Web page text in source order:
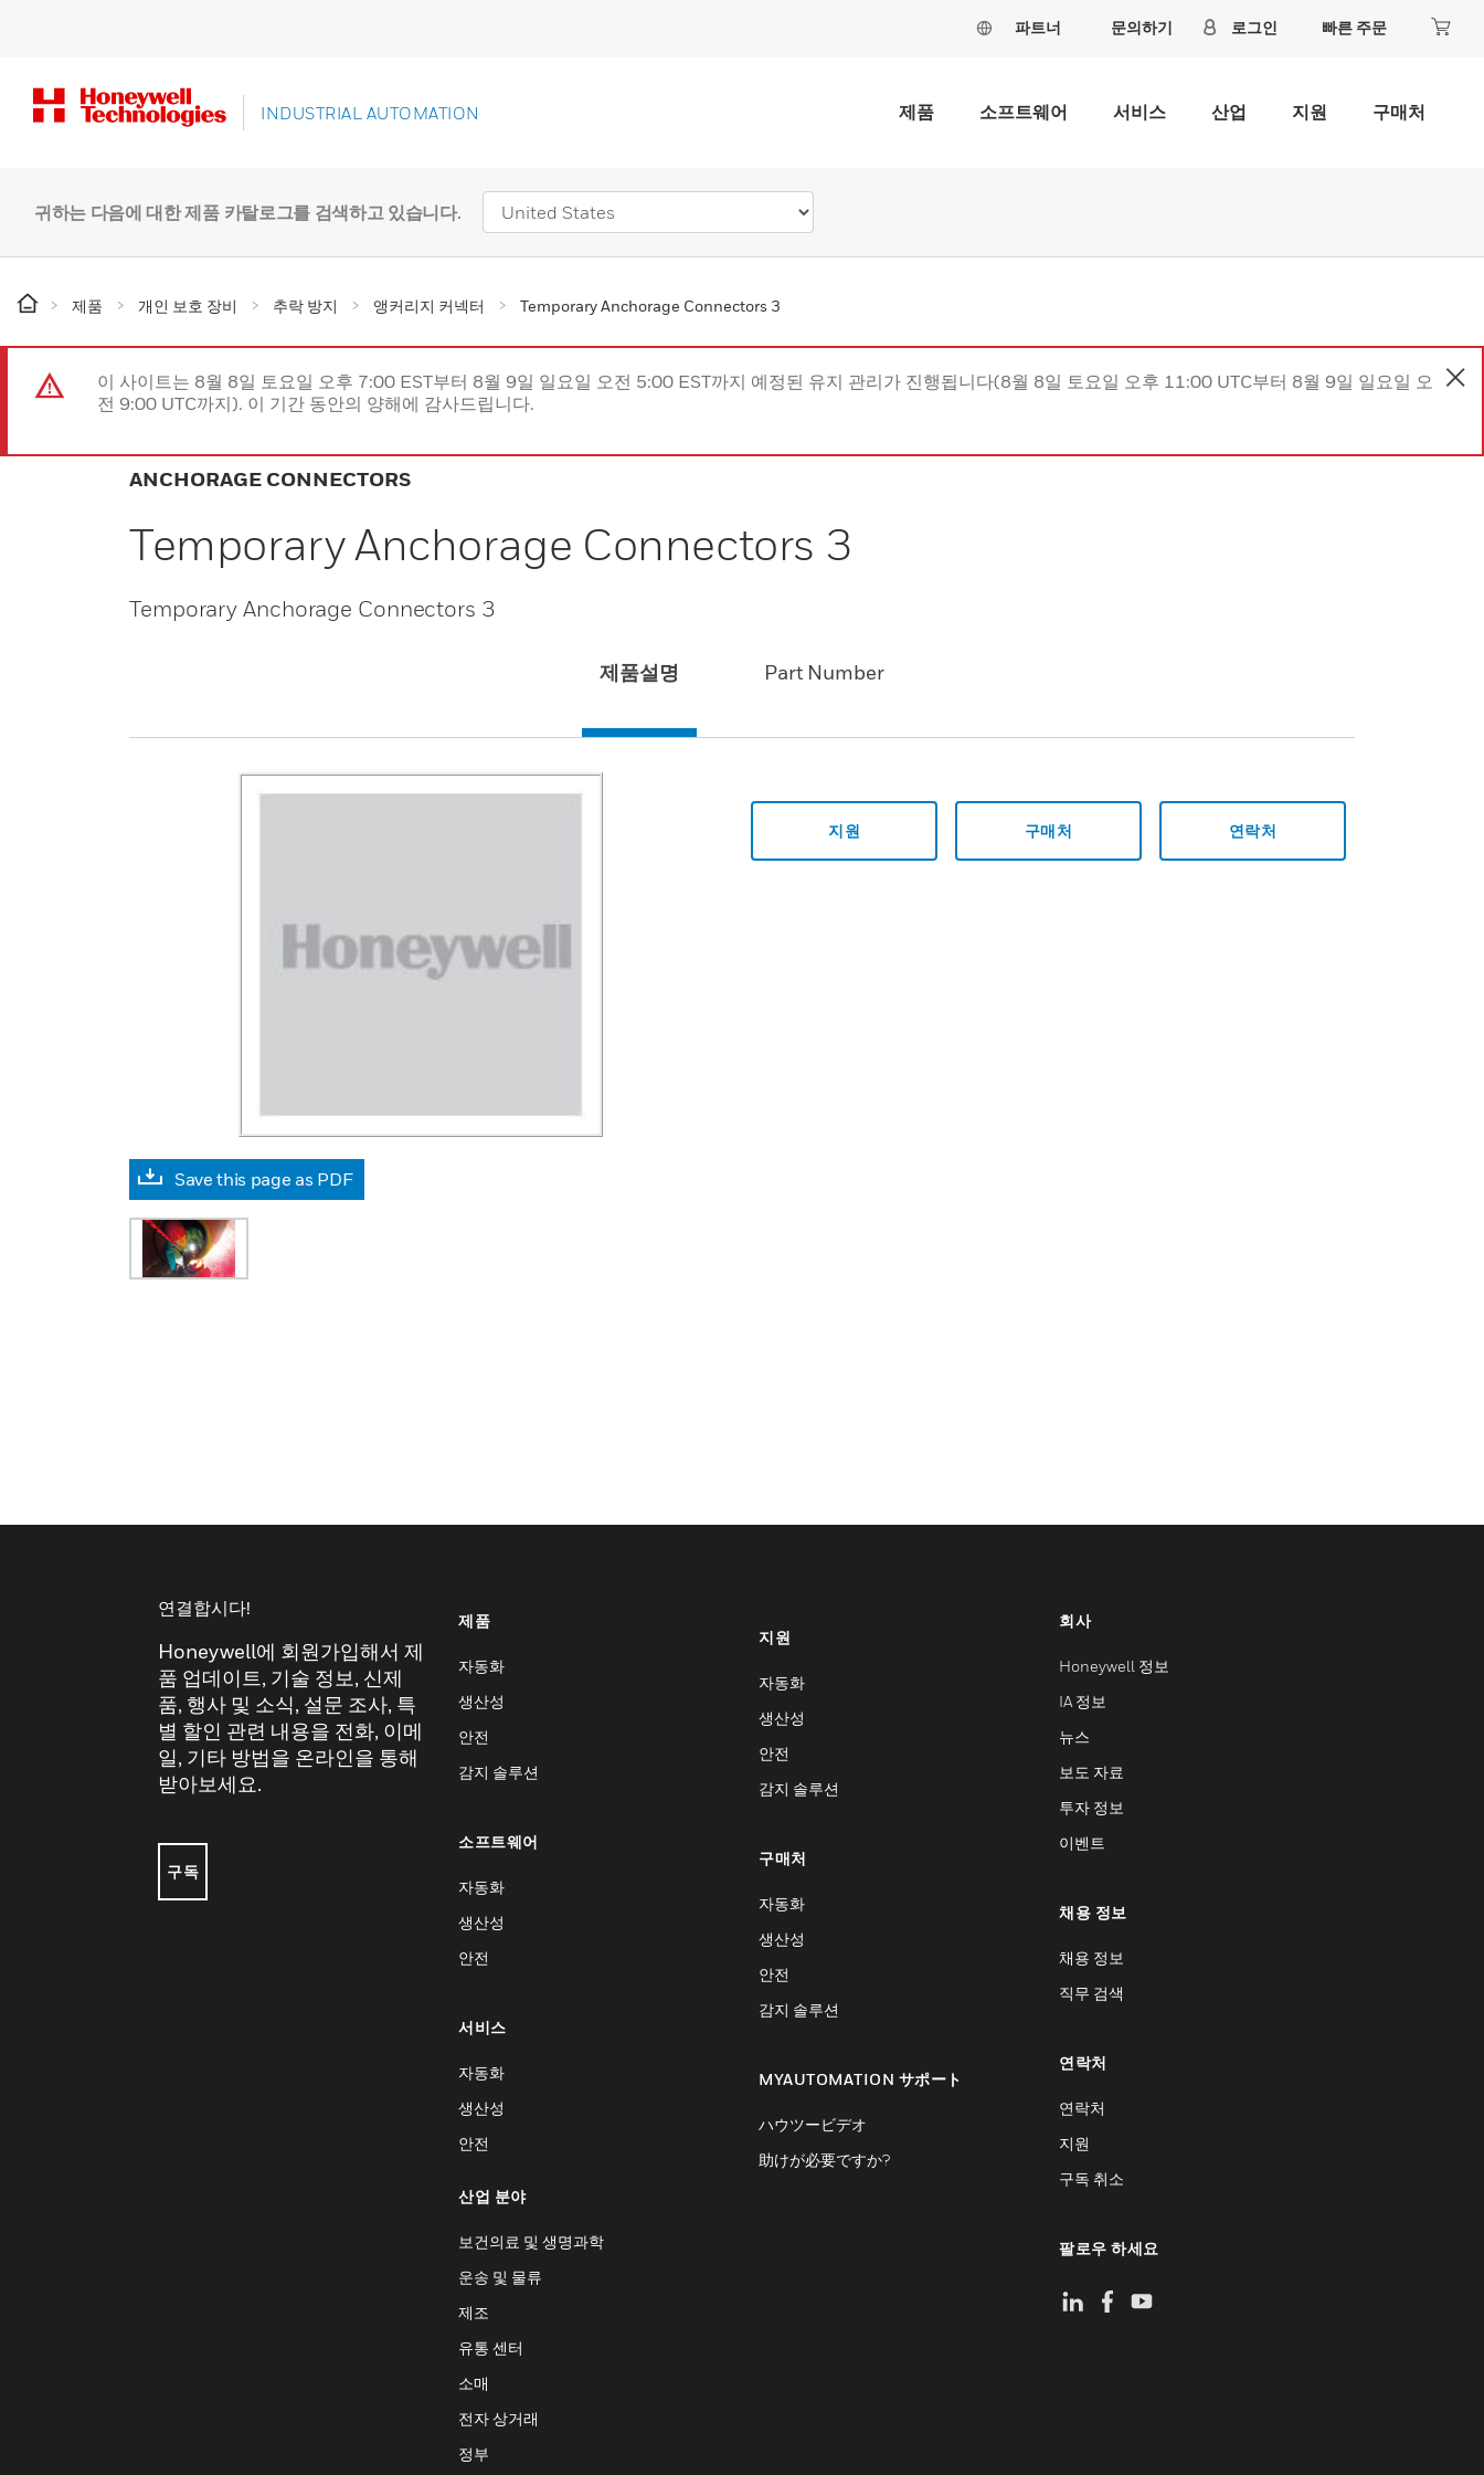
파트너 문의하기 로그인 빠른 주문
INDUSTRIAL AUTOMATION 제품 소프트웨어 서비스 산업 지원 구매처
귀하는 다음에 대한 제품 카탈로그를 검색하고 있습니다.
제품 개인 보호 장비 추락 방지 앵커리지 커넥터 Temporary Anchorage Connectors 3
이 사이트는 8월 8일 토요일 오후 7:00 EST부터 8월 9일 일요일 오전 5:00 EST까지 예정된 유지 관리가 진행됩니다(8월 8일 토요일 오후 11:00 UTC부터 8월 9일 일요일 오
전 9:00 UTC까지). 이 기간 동안의 양해에 감사드립니다.
ANCHORAGE CONNECTORS
Temporary Anchorage Connectors 3
Temporary Anchorage Connectors 3
제품설명 Part Number
Save this page as PDF
지원 구매처 연락처
연결합시다!
Honeywell에 회원가입해서 제
품 업데이트, 기술 정보, 신제
품, 행사 및 소식, 설문 조사, 특
별 할인 관련 내용을 전화, 이메
일, 기타 방법을 온라인을 통해
받아보세요.
구독
제품
자동화
생산성
안전
감지 솔루션
소프트웨어
자동화
생산성
안전
서비스
자동화
생산성
안전
산업 분야
보건의료 및 생명과학
운송 및 물류
제조
유통 센터
소매
전자 상거래
정부
지원
자동화
생산성
안전
감지 솔루션
구매처
자동화
생산성
안전
감지 솔루션
MYAUTOMATION サポート
ハウツービデオ
助けが必要ですか?
회사
Honeywell 정보
IA 정보
뉴스
보도 자료
투자 정보
이벤트
채용 정보
채용 정보
직무 검색
연락처
연락처
지원
구독 취소
팔로우 하세요